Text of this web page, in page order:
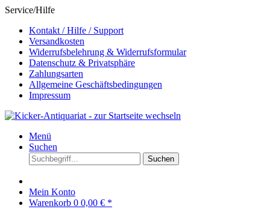
Service/Hilfe
Kontakt / Hilfe / Support
Versandkosten
Widerrufsbelehrung & Widerrufsformular
Datenschutz & Privatsphäre
Zahlungsarten
Allgemeine Geschäftsbedingungen
Impressum
Menü
Suchen
Suchen
Mein Konto
Warenkorb 0 0,00 € *